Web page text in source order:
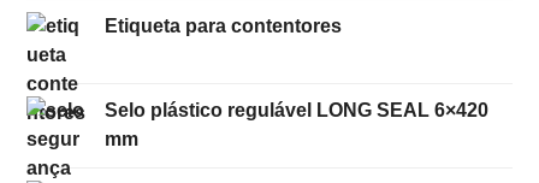
Etiqueta para contentores
Selo plástico regulável LONG SEAL 6×420
mm